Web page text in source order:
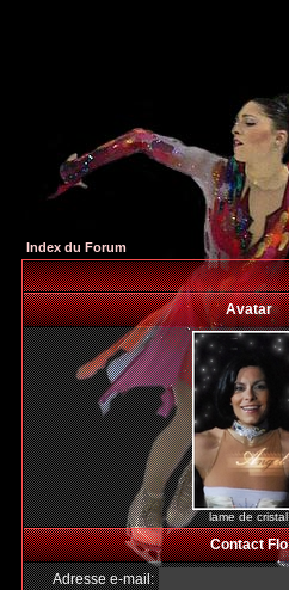
Index du Forum
Avatar
lame de cristal
Contact Flo
Adresse e-mail: